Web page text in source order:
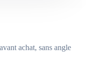
achat, sans angle